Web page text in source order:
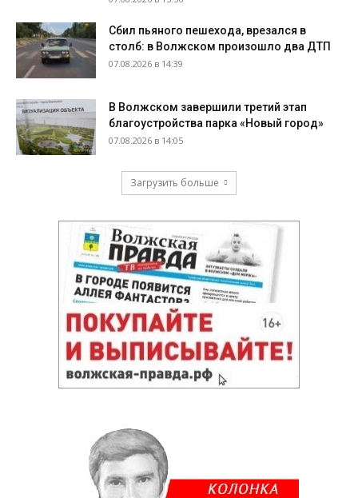
Сбил пьяного пешехода, врезался в
столб: в Волжском произошло два ДТП
07.08.2026 в 14:39
В Волжском завершили третий этап
благоустройства парка «Новый город»
07.08.2026 в 14:05
Загрузить больше